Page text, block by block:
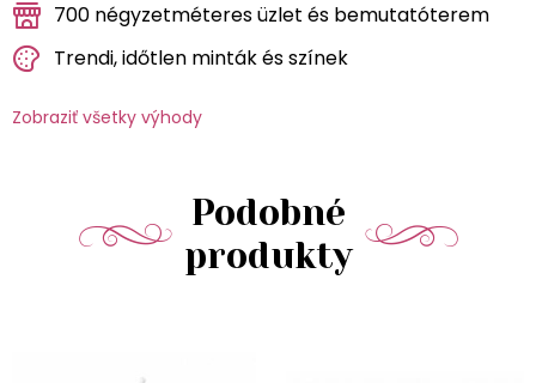
700 négyzetméteres üzlet és bemutatóterem
Trendi, időtlen minták és színek
Zobraziť všetky výhody
Podobné
produkty